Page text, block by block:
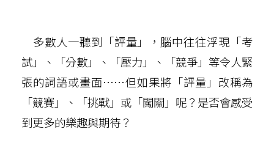
多數人一聽到「評量」，腦中往往浮現「考
試」、「分數」、「壓力」、「競爭」等令人緊
張的詞語或畫面……但如果將「評量」改稱為
「競賽」、「挑戰」或「闖關」呢？是否會感受
到更多的樂趣與期待？